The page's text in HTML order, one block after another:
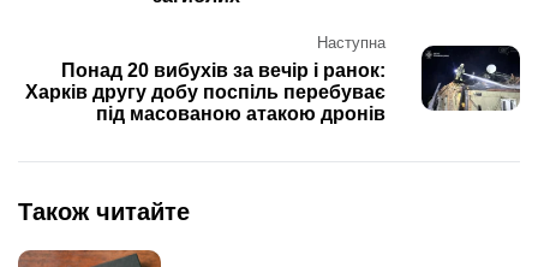
Наступна
Понад 20 вибухів за вечір і ранок:
Харків другу добу поспіль перебуває
під масованою атакою дронів
Також читайте